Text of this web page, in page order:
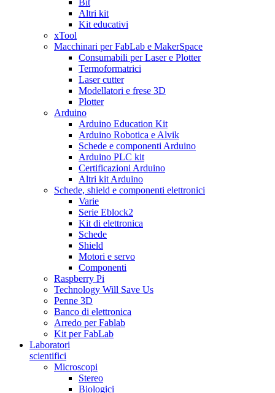
Altri kit
Kit educativi
xTool
Macchinari per FabLab e MakerSpace
Consumabili per Laser e Plotter
Termoformatrici
Laser cutter
Modellatori e frese 3D
Plotter
Arduino
Arduino Education Kit
Arduino Robotica e Alvik
Schede e componenti Arduino
Arduino PLC kit
Certificazioni Arduino
Altri kit Arduino
Schede, shield e componenti elettronici
Varie
Serie Eblock2
Kit di elettronica
Schede
Shield
Motori e servo
Componenti
Raspberry Pi
Technology Will Save Us
Penne 3D
Banco di elettronica
Arredo per Fablab
Kit per FabLab
Laboratori
scientifici
Microscopi
Stereo
Biologici